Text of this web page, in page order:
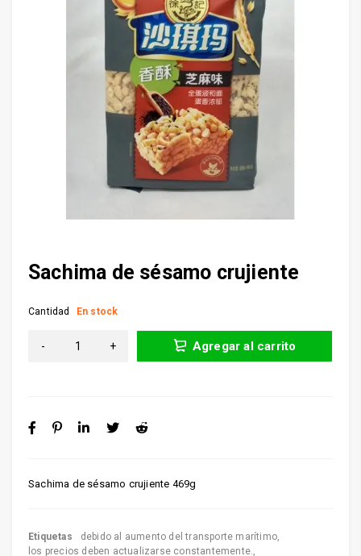
Sachima de sésamo crujiente
Sachima de sésamo crujiente 469g
Cantidad En stock
Agregar al carrito
Etiquetas debido al aumento del transporte marítimo,
los precios deben actualizarse constantemente.,